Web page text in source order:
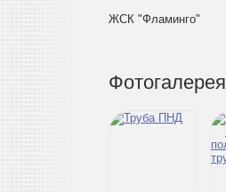
ЖСК "Фламинго"
Фотогалерея